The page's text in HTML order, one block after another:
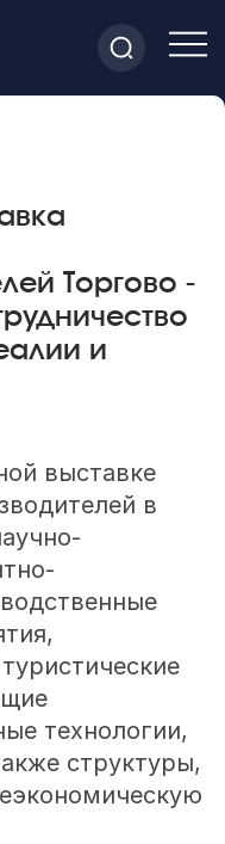
Торгово -
и
выставке
в
технологии,
структуры,